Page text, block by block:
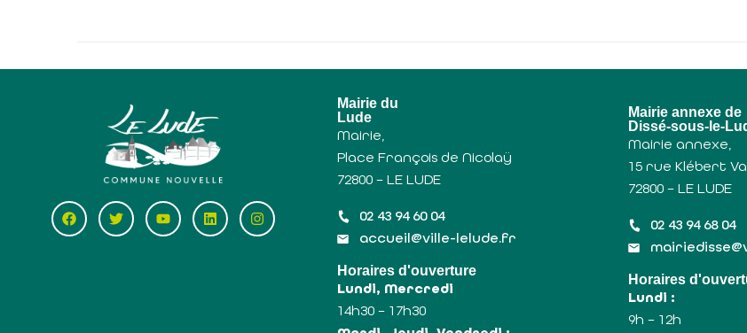
Mairie du
Lude
Mairie,
Place François de Nicolaÿ
72800 – LE LUDE
02 43 94 60 04
accueil@ville-lelude.fr
Horaires d'ouverture
Lundi, Mercredi
14h30 – 17h30
Mairie annexe de
Dissé-sous-le-
Mairie annexe,
15 rue Klébert
72800 – LE LUDE
02 43 94 68 04
Horaires
Lundi :
9h – 12h